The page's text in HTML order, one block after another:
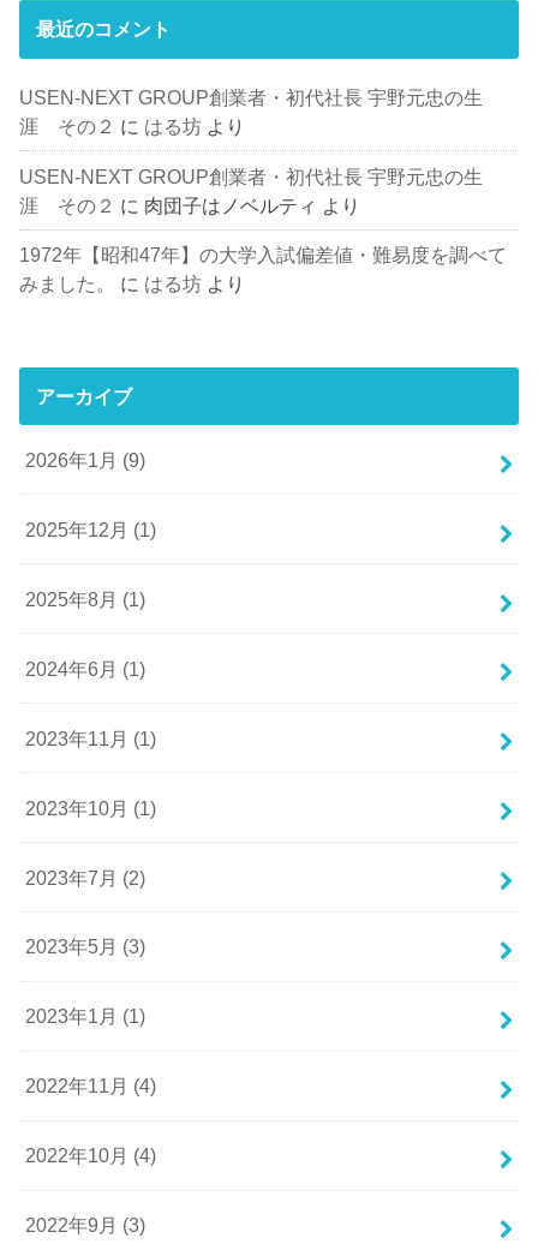
最近のコメント
USEN-NEXT GROUP創業者・初代社長 宇野元忠の生
涯 その２ に はる坊 より
USEN-NEXT GROUP創業者・初代社長 宇野元忠の生
涯 その２ に 肉団子はノベルティ より
1972年【昭和47年】の大学入試偏差値・難易度を調べて
みました。
に はる坊 より
アーカイブ
2026年1月 (9)
2025年12月 (1)
2025年8月 (1)
2024年6月 (1)
2023年11月 (1)
2023年10月 (1)
2023年7月 (2)
2023年5月 (3)
2023年1月 (1)
2022年11月 (4)
2022年10月 (4)
2022年9月 (3)